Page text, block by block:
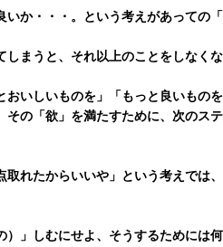
か・・・。という考えがあっての「
まうと、それ以上のことをしなくな
おいしいものを」「もっと良いもの
の「欲」を満たすために、次のス
れたからいいや」という考えでは
）」しむにせよ、そうするためには